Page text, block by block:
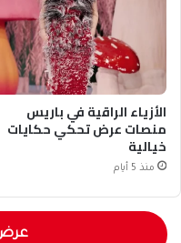
الأزياء الراقية في باريس
منصات عرض تحكي حكايات
خيالية
منذ 5 أيام
عرض